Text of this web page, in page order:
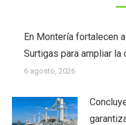
En Montería fortalecen
Surtigas para ampliar la
6 agosto, 2026